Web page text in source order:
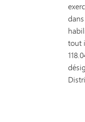
tout